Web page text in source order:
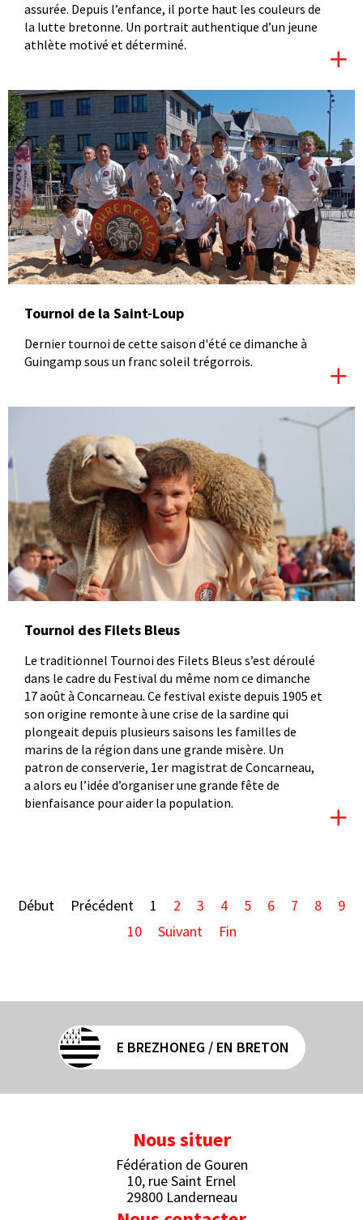
assurée. Depuis l’enfance, il porte haut les couleurs de
la lutte bretonne. Un portrait authentique d’un jeune
athlète motivé et déterminé.
Tournoi de la Saint-Loup
Dernier tournoi de cette saison d'été ce dimanche à
Guingamp sous un franc soleil trégorrois.
Tournoi des Filets Bleus
Le traditionnel Tournoi des Filets Bleus s’est déroulé
dans le cadre du Festival du même nom ce dimanche
17 août à Concarneau. Ce festival existe depuis 1905 et
son origine remonte à une crise de la sardine qui
plongeait depuis plusieurs saisons les familles de
marins de la région dans une grande misère. Un
patron de conserverie, 1er magistrat de Concarneau,
a alors eu l’idée d’organiser une grande fête de
bienfaisance pour aider la population.
Début Précédent 1 2 3 4 5 6 7 8
9
10
Suivant Fin
E BREZHONEG / EN BRETON
Nous situer
Fédération de Gouren
10, rue Saint Ernel
29800 Landerneau